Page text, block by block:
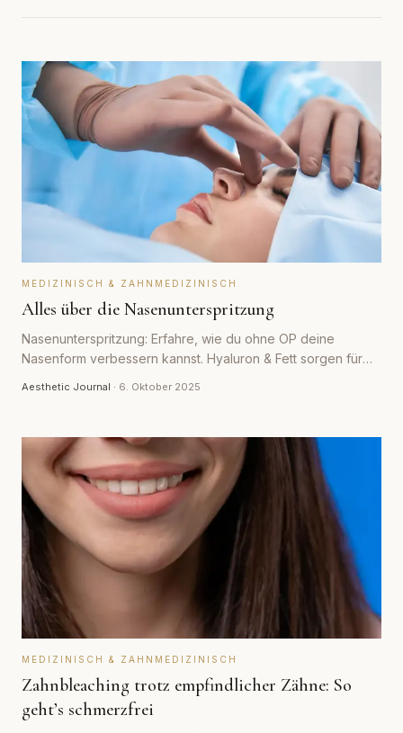
MEDIZINISCH & ZAHNMEDIZINISCH
Alles über die Nasenunterspritzung
Nasenunterspritzung: Erfahre, wie du ohne OP deine
Nasenform verbessern kannst. Hyaluron & Fett sorgen für
Aesthetic Journal · 6. Oktober 2025
MEDIZINISCH & ZAHNMEDIZINISCH
Zahnbleaching trotz empfindlicher Zähne: So
geht’s schmerzfrei